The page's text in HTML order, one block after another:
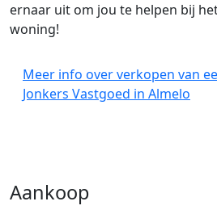
ernaar uit om jou te helpen bij
woning!
Meer info over verkopen van
Jonkers Vastgoed in Almelo
Aankoop